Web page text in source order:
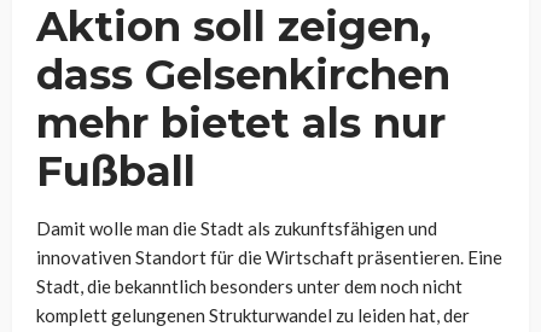
Aktion soll zeigen,
dass Gelsenkirchen
mehr bietet als nur
Fußball
Damit wolle man die Stadt als zukunftsfähigen und
innovativen Standort für die Wirtschaft präsentieren. Eine
Stadt, die bekanntlich besonders unter dem noch nicht
komplett gelungenen Strukturwandel zu leiden hat, der